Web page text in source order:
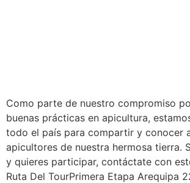
Como parte de nuestro compromiso
buenas prácticas en apicultura,
todo el país para compartir y conocer
apicultores de nuestra hermosa tierra.
y quieres participar, contáctate con
Ruta Del TourPrimera Etapa Arequipa